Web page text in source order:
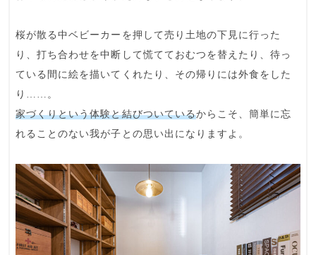
桜が散る中ベビーカーを押して売り土地の下見に行った
り、打ち合わせを中断して慌てておむつを替えたり、待っ
ている間に絵を描いてくれたり、その帰りには外食をした
り……。
家づくりという体験と結びついているからこそ、簡単に忘
れることのない我が子との思い出になりますよ。